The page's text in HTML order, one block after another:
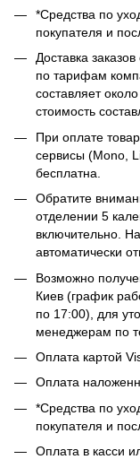
*Средства по
покупателя и
Доставка
по тарифам
составляет
стоимость
При оплате
сервисы (Mono,
бесплатна.
Обратите
отделении 5
включительно.
автоматически
Возможно
Киев (график
по 17:00), для
менеджерам по
Оплата картой
Оплата
*Средства по
покупателя и
Оплата в касси